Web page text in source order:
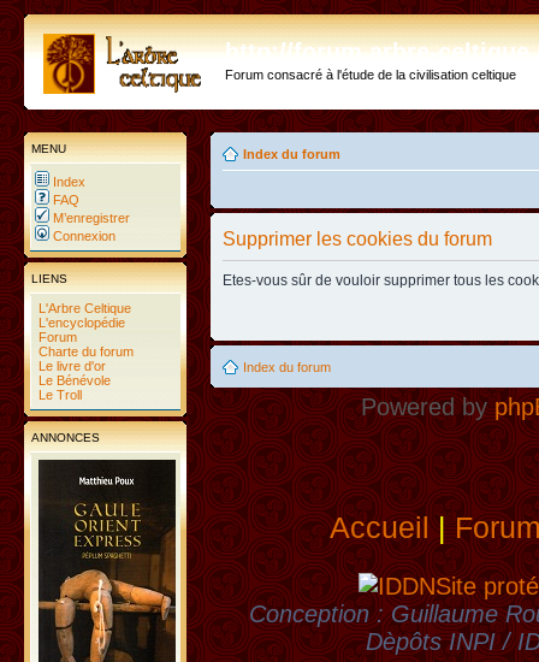
http://forum.arbre-
Forum consacré à l'étude de la civilisation celtique
MENU
Index
FAQ
M’enregistrer
Connexion
LIENS
L'Arbre Celtique
L'encyclopédie
Forum
Charte du forum
Le livre d'or
Le Bénévole
Le Troll
ANNONCES
Index du forum
Supprimer les cookies du forum
Etes-vous sûr de vouloir supprimer tous les
Index du forum
Powered by
Accueil|
Site
Conception : Guillaume
Dèpôts INPI /